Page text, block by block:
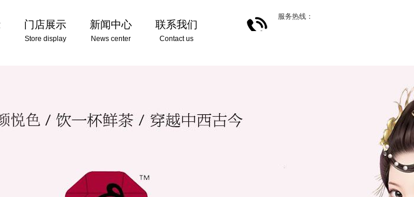
门店展示
Store display
新闻中心
News center
联系我们
Contact us
服务热线：